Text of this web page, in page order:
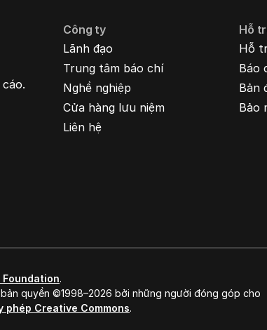
Công ty
Lãnh đạo
Trung tâm báo chí
Nghề nghiệp
Cửa hàng lưu niệm
Liên hệ
Hỗ
Hỗ
Báo
Bản
Bảo
Foundation.
quyền ©1998–2026 bởi những người đóng góp cho
phép Creative Commons.